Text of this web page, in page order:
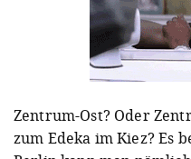
Zentrum-Ost? Oder
zum Edeka im Kiez? Es